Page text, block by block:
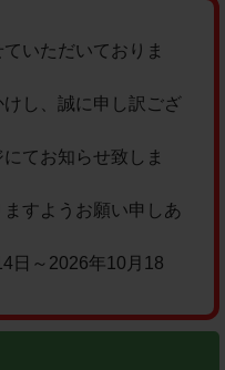
いただいておりま
し、誠に申し訳ござ
てお知らせ致しま
すようお願い申しあ
日～2026年10月18